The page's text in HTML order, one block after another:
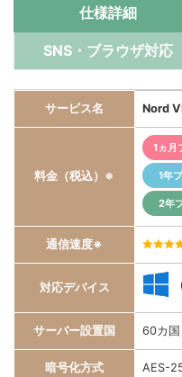
仕様詳細
SNS・ブラウザ対応
サービス名 Nord
料金（税込）※
1ヵ月
1年
2年
通信速度※
対応デバイス
サーバー設置国 60カ
暗号化方式 AES-